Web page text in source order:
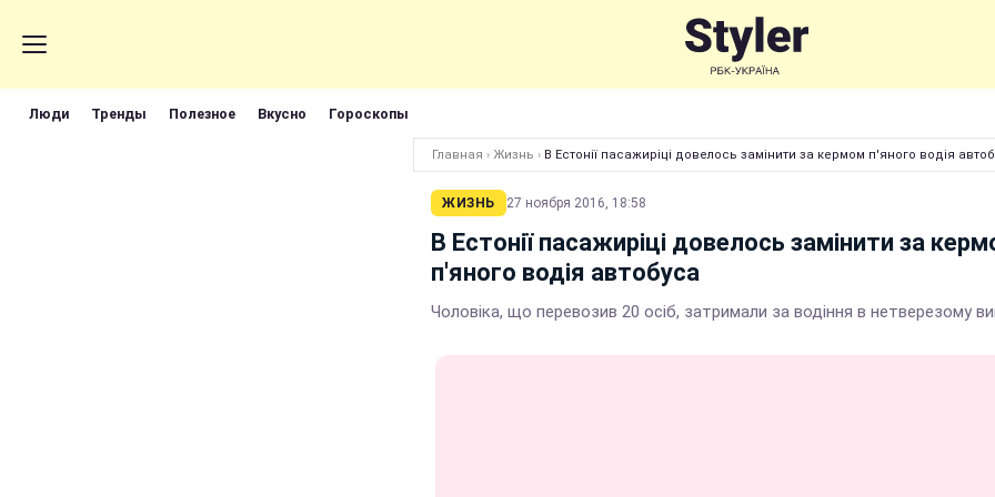
Люди Тренды Полезное Вкусно Гороскопы
Главная › Жизнь › В Естонії пасажиріці довелось замінити за кермом п'яного водія
ЖИЗНЬ 27 ноября 2016, 18:58
В Естонії пасажиріці довелось замінити за
п'яного водія автобуса
Чоловіка, що перевозив 20 осіб, затримали за водіння в нетверезому